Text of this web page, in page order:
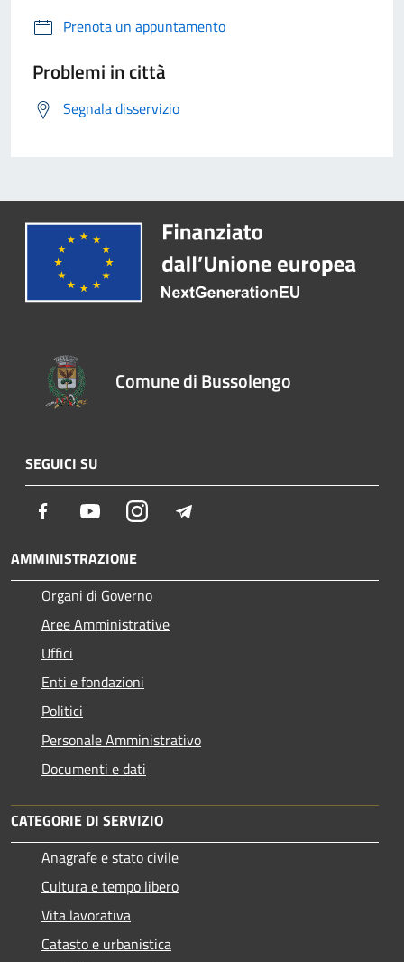
Prenota un appuntamento
Problemi in città
Segnala disservizio
Comune di Bussolengo
SEGUICI SU
Facebook YoutubeInstagram
AMMINISTRAZIONE
Organi di Governo
Aree Amministrative
Uffici
Enti e fondazioni
Politici
Personale Amministrativo
Documenti e dati
CATEGORIE DI SERVIZIO
Anagrafe e stato civile
Cultura e tempo libero
Vita lavorativa
Catasto e urbanistica